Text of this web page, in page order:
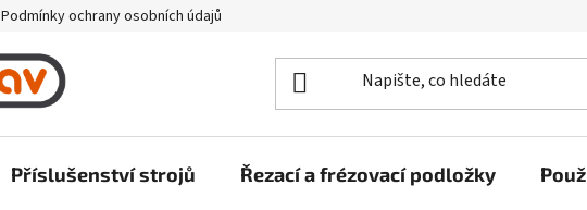
Podmínky ochrany osobních údajů
Příslušenství strojů Řezací a frézovací podložky